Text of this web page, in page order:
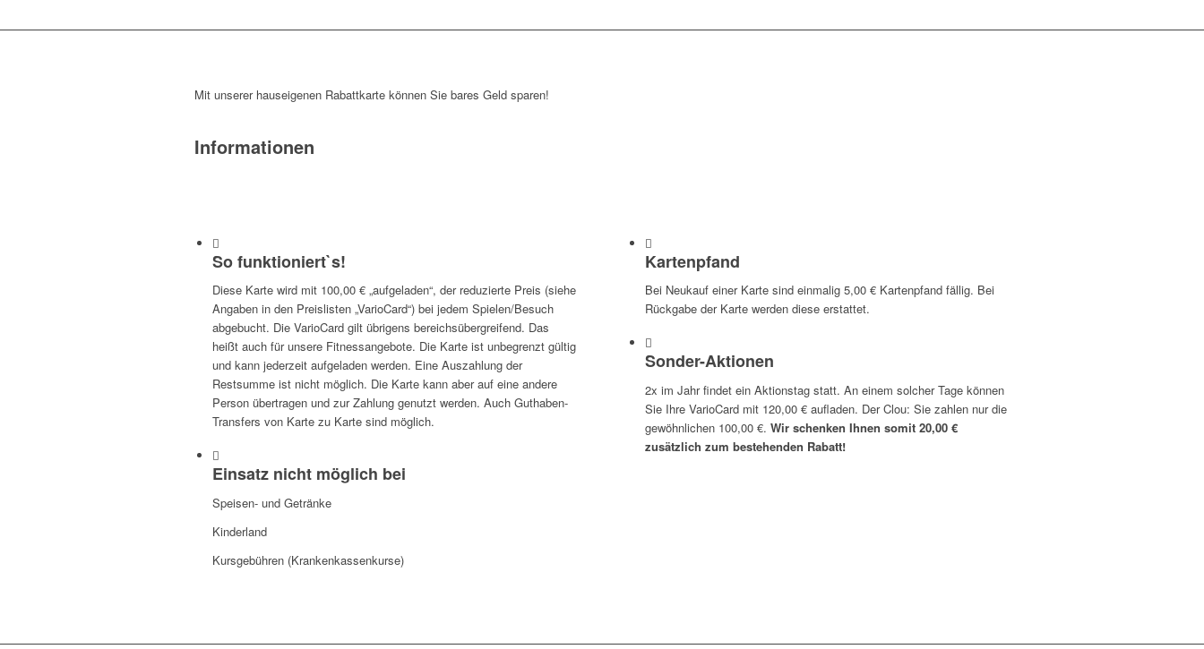
Mit unserer hauseigenen Rabattkarte können Sie bares Geld sparen!
Informationen
So funktioniert`s!
Diese Karte wird mit 100,00 € „aufgeladen“, der reduzierte Preis (siehe
Angaben in den Preislisten „VarioCard“) bei jedem Spielen/Besuch
abgebucht. Die VarioCard gilt übrigens bereichsübergreifend. Das
heißt auch für unsere Fitnessangebote. Die Karte ist unbegrenzt gültig
und kann jederzeit aufgeladen werden. Eine Auszahlung der
Restsumme ist nicht möglich. Die Karte kann aber auf eine andere
Person übertragen und zur Zahlung genutzt werden. Auch Guthaben-
Transfers von Karte zu Karte sind möglich.
Einsatz nicht möglich bei
Speisen- und Getränke
Kinderland
Kursgebühren (Krankenkassenkurse)
Kartenpfand
Bei Neukauf einer Karte sind einmalig 5,00 € Kartenpfand fällig. Bei
Rückgabe der Karte werden diese erstattet.
Sonder-Aktionen
2x im Jahr findet ein Aktionstag statt. An einem solcher Tage können
Sie Ihre VarioCard mit 120,00 € aufladen. Der Clou: Sie zahlen nur die
gewöhnlichen 100,00 €. Wir schenken Ihnen somit 20,00 €
zusätzlich zum bestehenden Rabatt!